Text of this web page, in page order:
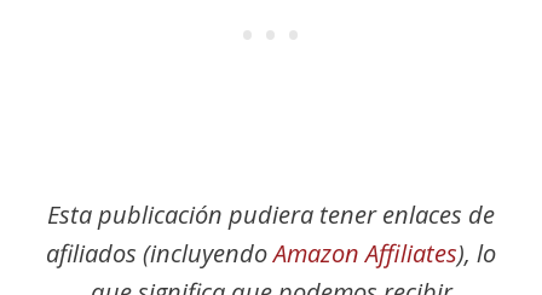
Esta publicación pudiera tener enlaces de
afiliados (incluyendoAmazon Affiliates), lo